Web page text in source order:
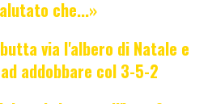
che...»
via l'albero di Natale e
addobbare col 3-5-2